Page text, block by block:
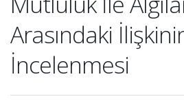
Arasındaki
İncelenmesi